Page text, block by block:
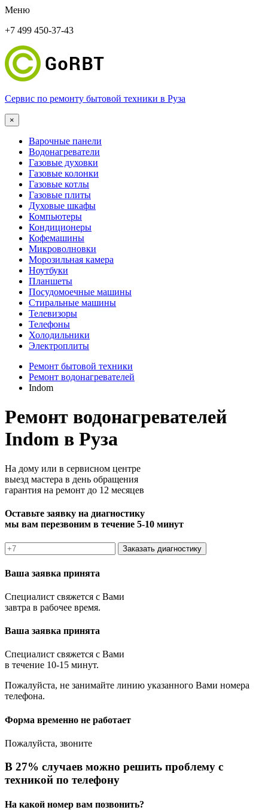
Меню
+7 499 450-37-43
Сервис по ремонту бытовой техники в Руза
×
Варочные панели
Водонагреватели
Газовые духовки
Газовые колонки
Газовые котлы
Газовые плиты
Духовые шкафы
Компьютеры
Кондиционеры
Кофемашины
Микроволновки
Морозильная камера
Ноутбуки
Планшеты
Посудомоечные машины
Стиральные машины
Телевизоры
Телефоны
Холодильники
Электроплиты
Ремонт бытовой техники
Ремонт водонагревателей
Indom
Ремонт водонагревателей
Indom в Руза
На дому или в сервисном центре
выезд мастера в день обращения
гарантия на ремонт до 12 месяцев
Оставьте заявку на диагностику
мы вам перезвоним в течение 5-10 минут
Заказать диагностику
Ваша заявка принята
Специалист свяжется с Вами
завтра в рабочее время.
Ваша заявка принята
Специалист свяжется с Вами
в течение 10-15 минут.
Пожалуйста, не занимайте линию указанного Вами номера
телефона.
Форма временно не работает
Пожалуйста, звоните
В 27% случаев можно решить проблему с
техникой по телефону
На какой номер вам позвонить?